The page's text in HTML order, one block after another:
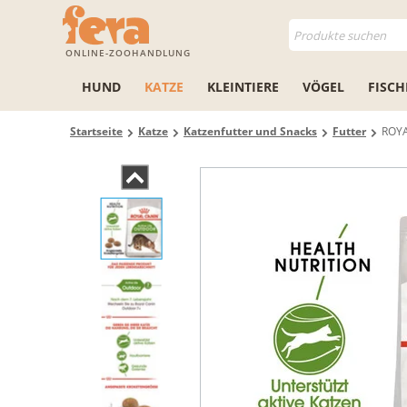
ONLINE-ZOOHANDLUNG
HUND KATZE KLEINTIERE VÖGEL
Startseite Katze Katzenfutter und Snacks Futter